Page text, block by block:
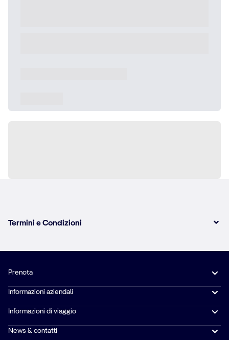
Termini e Condizioni
Prenota
Informazioni aziendali
Informazioni di viaggio
News & contatti